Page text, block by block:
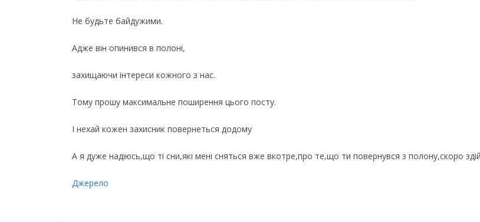
Не будьте байдужими.
Адже він опинився в полоні,
захищаючи інтереси кожного з нас.
Тому прошу максимальне поширення цього посту.
І нехай кожен захисник повернеться додому
А я дуже надіюсь,що ті сни,які мені сняться вже вкотре,про те,що ти повернувся з полону,скоро
Джерело